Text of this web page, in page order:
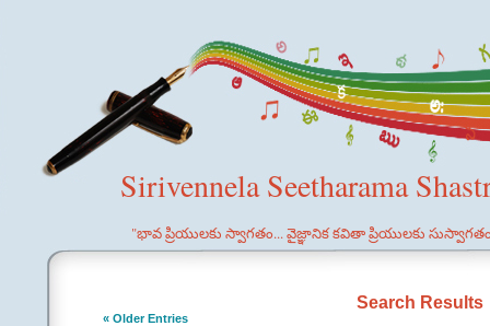
Sirivennela Seetharama
"భావ ప్రియులకు స్వాగతం... వైజ్ఞానిక కవితా ప్రియులకు
Search Results
« Older Entries